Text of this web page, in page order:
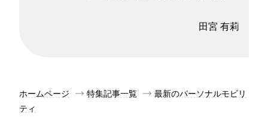
田宮 有莉
ホームページ 特集記事一覧
最新のパーソナルモビリ
ティ